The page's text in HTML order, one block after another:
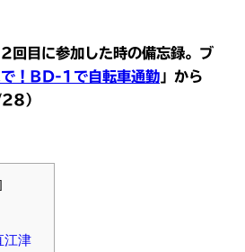
回目に参加した時の備忘録。 ブ
で！BD-1で自転車通勤 」から
）
江津